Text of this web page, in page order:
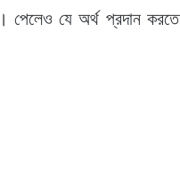
পেলেও যে অর্থ প্রদান করতে